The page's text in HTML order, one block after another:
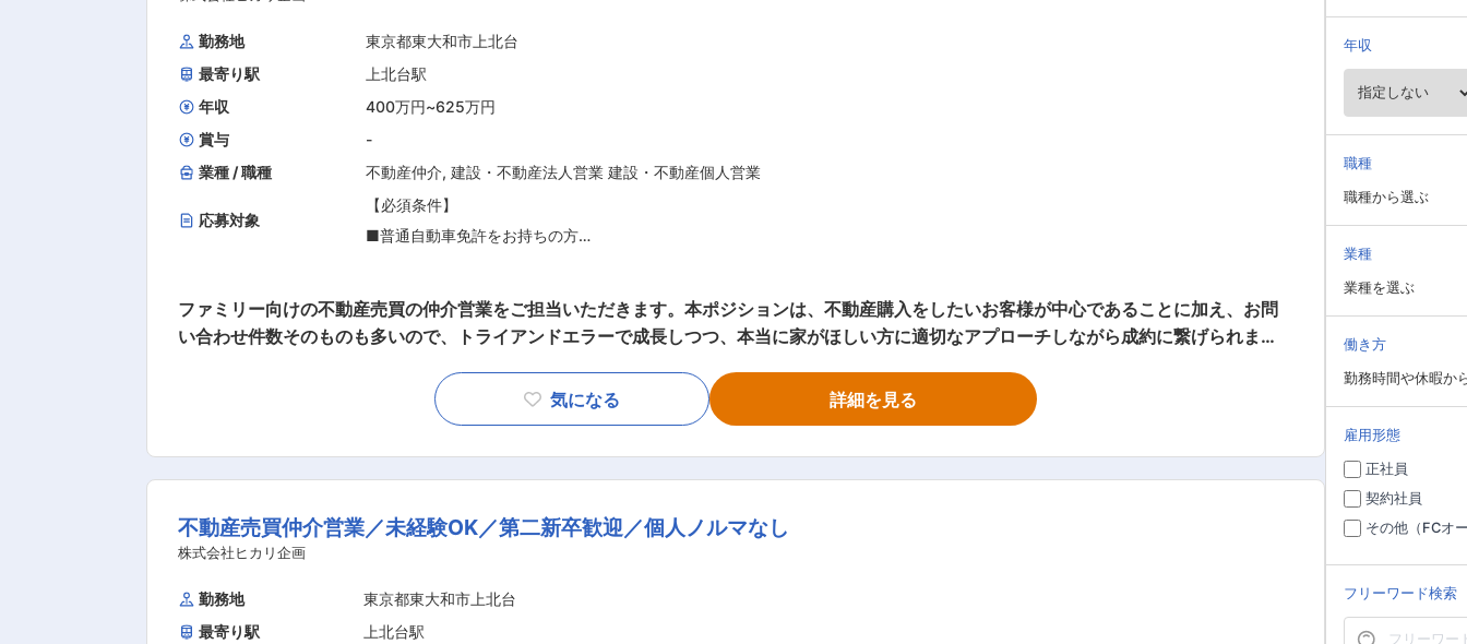
勤務地
東京都東大和市上北台
最寄り駅
上北台駅
年収
400万円~625万円
賞与
-
業種 / 職種
不動産仲介, 建設・不動産法人営業 建設・不動産個人営業
応募対象
【必須条件】
■普通自動車免許をお持ちの方
【求める人物像】
■仕事を学ぶ意欲があり、臨機応変に前向きに業務に取り組める方
ファミリー向けの不動産売買の仲介営業をご担当いただきます。本ポジションは、不動産購入をしたいお客様が中心であることに加え、お問
い合わせ件数そのものも多いので、トライアンドエラーで成長しつつ、本当に家がほしい方に適切なアプローチしながら成約に繋げられま
なく必要とされる情報を必要としている方に提供します。 現在活躍中の社員、全員が入社時は不動産業界未経験からスタートしています。入
社からひとり立ちまでの研修は、まずはアシスタントから対応します。1対1の環境で学べるので確実にレベルアップができる環境がありま
気になる 詳細を見る
不動産売買仲介営業／未経験OK／第二新卒歓迎／個人ノルマなし
株式会社ヒカリ企画
勤務地
東京都東大和市上北台
最寄り駅
上北台駅
年収
職種
職種から選ぶ
業種
業種を選ぶ
働き方
勤務時間や休暇か
雇用形態
正社員
契約社員
その他（FCオ
フリーワード検索